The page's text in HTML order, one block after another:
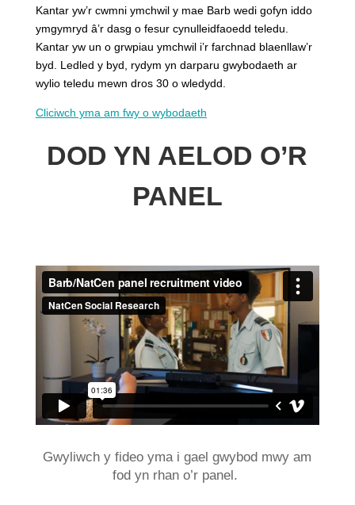
Kantar yw’r cwmni ymchwil y mae Barb wedi gofyn iddo
ymgymryd â’r dasg o fesur cynulleidfaoedd teledu.
Kantar yw un o grwpiau ymchwil i’r farchnad blaenllaw’r
byd. Ledled y byd, rydym yn darparu gwybodaeth ar
wylio teledu mewn dros 30 o wledydd.
Cliciwch yma am fwy o wybodaeth
DOD YN AELOD O’R
PANEL
Gwyliwch y fideo yma i gael gwybod mwy am
fod yn rhan o’r panel.